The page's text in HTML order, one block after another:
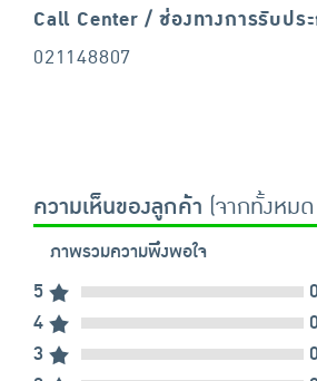
Call Center / ช่องทางการรับปร
021148807
ความเห็นของลูกค้า (จากทั้งหม
ภาพรวมความพึงพอใจ
5
0
4
0
3
0